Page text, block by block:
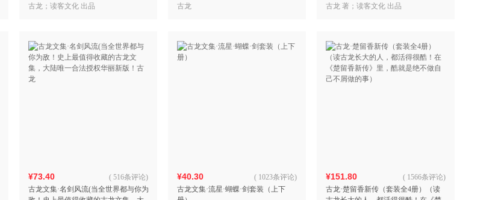
最全的古龙小说集！
古龙；读客文化 出品
得收藏的古龙文集，大陆唯一合法授
古龙
热血出演，CCTV8首播！一读古龙，
古龙 著；读客文化 出品
¥73.40
古龙文集·名剑风流(当全世界都与你为
( 516条评论) ¥40.30
古龙文集·流星·蝴蝶·剑套装（上下
( 1023条评论) ¥151.80
古龙·楚留香新传（套装全4册）（读
( 1566条评论)